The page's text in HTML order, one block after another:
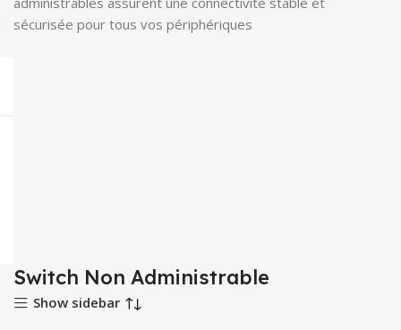
sécurisée pour tous vos périphériques
Switch Non Administrable
Show sidebar